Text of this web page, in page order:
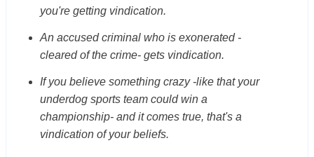
you're getting vindication.
An accused criminal who is exonerated -
cleared of the crime- gets vindication.
If you believe something crazy -like that your
underdog sports team could win a
championship- and it comes true, that's a
vindication of your beliefs.